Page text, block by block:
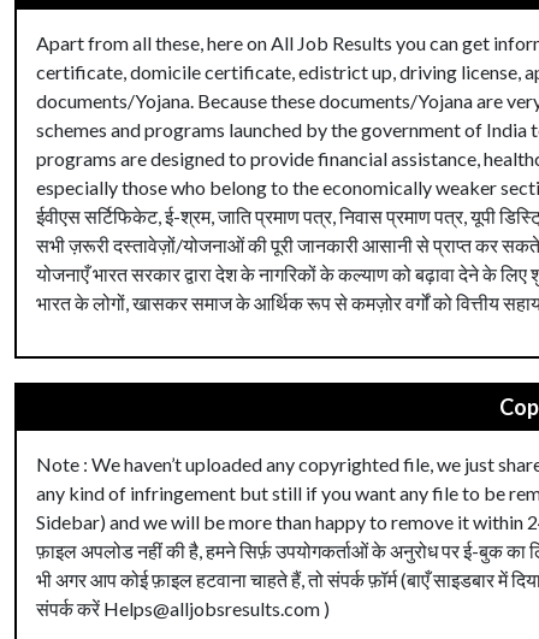
Apart from all these, here on All Job Results you can get
certificate, domicile certificate, edistrict up, driving license,
documents/Yojana. Because these documents/Yojana are
schemes and programs launched by the government of
programs are designed to provide financial assistance,
especially those who belong to the economically weaker
ईवीएस सर्टिफिकेट, ई-श्रम, जाति प्रमाण पत्र, निवास प्रमाण पत्र, यूपी
सभी ज़रूरी दस्तावेज़ों/योजनाओं की पूरी जानकारी आसानी से प्राप्त कर
योजनाएँ भारत सरकार द्वारा देश के नागरिकों के कल्याण को बढ़ावा देने के
भारत के लोगों, खासकर समाज के आर्थिक रूप से कमज़ोर वर्गों को वित्तीय
Note : We haven’t uploaded any copyrighted file, we just
any kind of infringement but still if you want any file to be
Sidebar) and we will be more than happy to remove it within
फ़ाइल अपलोड नहीं की है, हमने सिर्फ़ उपयोगकर्ताओं के अनुरोध पर ई-बुक का
भी अगर आप कोई फ़ाइल हटवाना चाहते हैं, तो संपर्क फ़ॉर्म (बाएँ साइडबार
संपर्क करें Helps@alljobsresults.com )